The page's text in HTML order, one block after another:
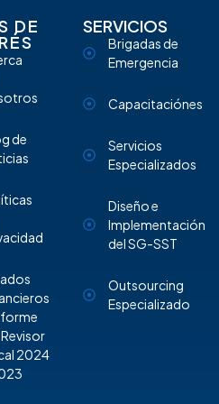
DE
de
2024
SERVICIOS
Brigadas de
Emergencia
Capacitaciónes
Servicios
Especializados
Diseño e
Implementación
del SG-SST
Outsourcing
Especializado